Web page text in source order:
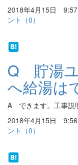
2018年4月15日
ント（0）
Q 貯湯
へ給湯は
A できます。工事説
2018年4月15日
ント（0）